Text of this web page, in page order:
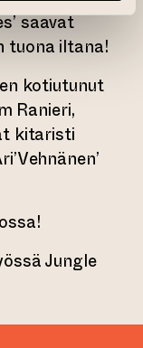
saavat
tuona iltana!
kotiutunut
Ranieri,
kitaristi
Jungle